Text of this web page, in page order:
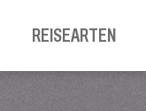
REISEARTEN